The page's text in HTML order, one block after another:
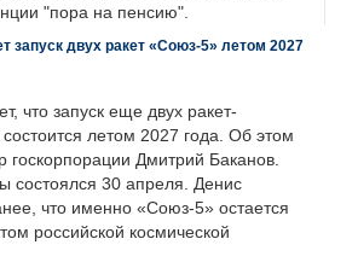
"пора на пенсию".
запуск двух ракет «Союз-5» летом 2027
что запуск еще двух ракет-
летом 2027 года. Об этом
госкорпорации Дмитрий Баканов.
состоялся 30 апреля. Денис
что именно «Союз-5» остается
российской космической